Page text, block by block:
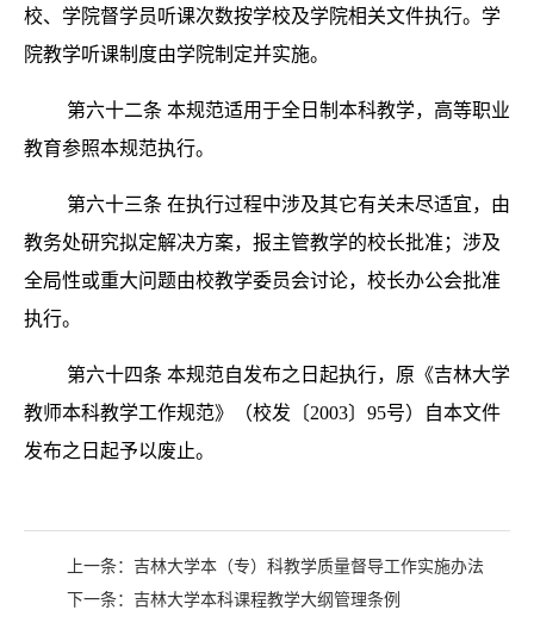
校、学院督学员听课次数按学校及学院相关文件执行。学
院教学听课制度由学院制定并实施。
第六十二条 本规范适用于全日制本科教学，高等职业
教育参照本规范执行。
第六十三条 在执行过程中涉及其它有关未尽适宜，由
教务处研究拟定解决方案，报主管教学的校长批准；涉及
全局性或重大问题由校教学委员会讨论，校长办公会批准
执行。
第六十四条 本规范自发布之日起执行，原《吉林大学
教师本科教学工作规范》（校发〔2003〕95号）自本文件
发布之日起予以废止。
上一条： 吉林大学本（专）科教学质量督导工作实施办法
下一条： 吉林大学本科课程教学大纲管理条例